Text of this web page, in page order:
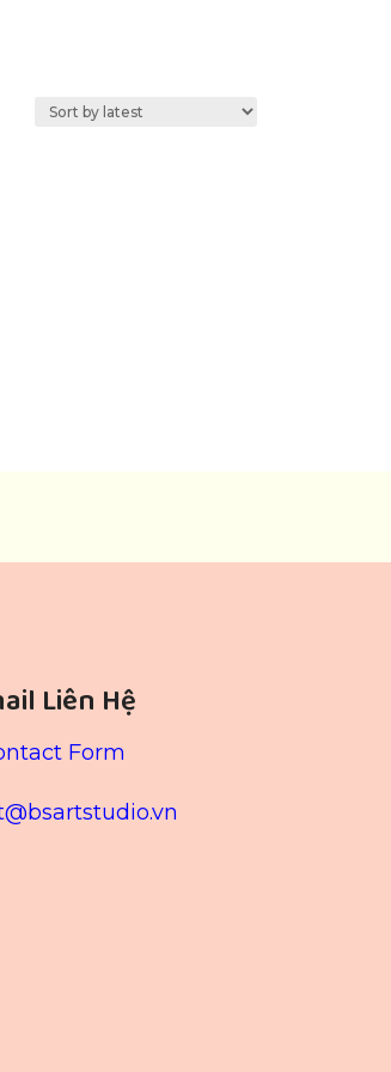
Liên Hệ
Form